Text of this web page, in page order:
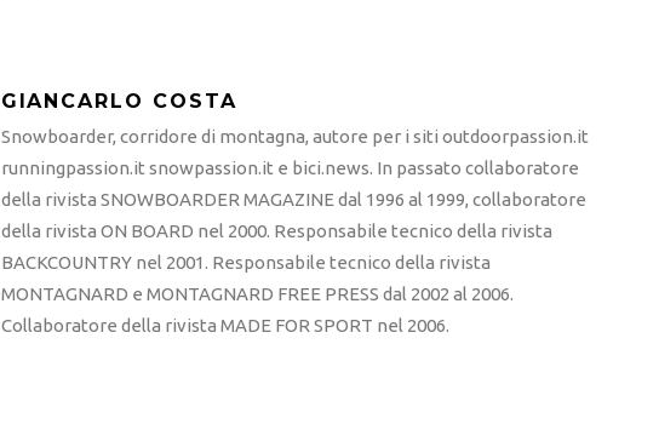
GIANCARLO COSTA
Snowboarder, corridore di montagna, autore per i siti outdoorpassion.it
runningpassion.it snowpassion.it e bici.news. In passato collaboratore
della rivista SNOWBOARDER MAGAZINE dal 1996 al 1999, collaboratore
della rivista ON BOARD nel 2000. Responsabile tecnico della rivista
BACKCOUNTRY nel 2001. Responsabile tecnico della rivista
MONTAGNARD e MONTAGNARD FREE PRESS dal 2002 al 2006.
Collaboratore della rivista MADE FOR SPORT nel 2006.